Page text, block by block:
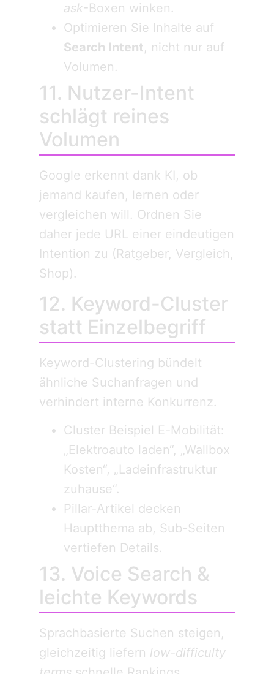
ask-Boxen winken.
Optimieren Sie Inhalte auf
Search Intent, nicht nur auf
Volumen.
11. Nutzer-Intent
schlägt reines
Volumen
Google erkennt dank KI, ob
jemand kaufen, lernen oder
vergleichen will. Ordnen Sie
daher jede URL einer eindeutigen
Intention zu (Ratgeber, Vergleich,
Shop).
12. Keyword-Cluster
statt Einzelbegriff
Keyword-Clustering bündelt
ähnliche Suchanfragen und
verhindert interne Konkurrenz.
Cluster Beispiel E-Mobilität:
„Elektroauto laden“, „Wallbox
Kosten“, „Ladeinfrastruktur
zuhause“.
Pillar-Artikel decken
Hauptthema ab, Sub-Seiten
vertiefen Details.
13. Voice Search &
leichte Keywords
Sprachbasierte Suchen steigen,
gleichzeitig liefern low-difficulty